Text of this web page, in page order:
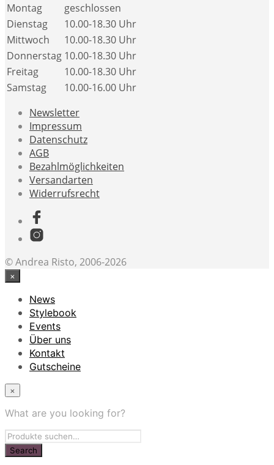
Montag
geschlossen
Dienstag
10.00-18.30 Uhr
Mittwoch
10.00-18.30 Uhr
Donnerstag 10.00-18.30 Uhr
Freitag
10.00-18.30 Uhr
Samstag
10.00-16.00 Uhr
Newsletter
Impressum
Datenschutz
AGB
Bezahlmöglichkeiten
Versandarten
Widerrufsrecht
© Andrea Risto, 2006-2026
×
News
Stylebook
Events
Über uns
Kontakt
Gutscheine
×
What are you looking for?